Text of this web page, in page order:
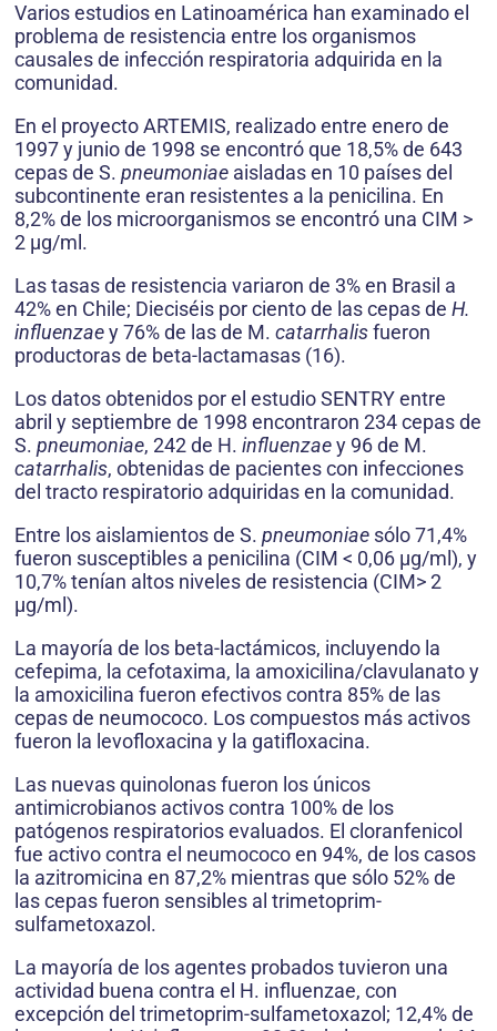
Varios estudios en Latinoamérica han examinado el
problema de resistencia entre los organismos
causales de infección respiratoria adquirida en la
comunidad.
En el proyecto ARTEMIS, realizado entre enero de
1997 y junio de 1998 se encontró que 18,5% de 643
cepas de S. pneumoniae aisladas en 10 países del
subcontinente eran resistentes a la penicilina. En
8,2% de los microorganismos se encontró una CIM >
2 µg/ml.
Las tasas de resistencia variaron de 3% en Brasil a
42% en Chile; Dieciséis por ciento de las cepas de H.
influenzaey 76% de las de M. catarrhalisfueron
productoras de beta-lactamasas (16).
Los datos obtenidos por el estudio SENTRY entre
abril y septiembre de 1998 encontraron 234 cepas de
S. pneumoniae, 242 de H. influenzaey 96 de M.
catarrhalis, obtenidas de pacientes con infecciones
del tracto respiratorio adquiridas en la comunidad.
Entre los aislamientos de S. pneumoniae sólo 71,4%
fueron susceptibles a penicilina (CIM < 0,06 µg/ml), y
10,7% tenían altos niveles de resistencia (CIM> 2
µg/ml).
La mayoría de los beta-lactámicos, incluyendo la
cefepima, la cefotaxima, la amoxicilina/clavulanato y
la amoxicilina fueron efectivos contra 85% de las
cepas de neumococo. Los compuestos más activos
fueron la levofloxacina y la gatifloxacina.
Las nuevas quinolonas fueron los únicos
antimicrobianos activos contra 100% de los
patógenos respiratorios evaluados. El cloranfenicol
fue activo contra el neumococo en 94%, de los casos
la azitromicina en 87,2% mientras que sólo 52% de
las cepas fueron sensibles al trimetoprim-
sulfametoxazol.
La mayoría de los agentes probados tuvieron una
actividad buena contra el H. influenzae, con
excepción del trimetoprim-sulfametoxazol; 12,4% de